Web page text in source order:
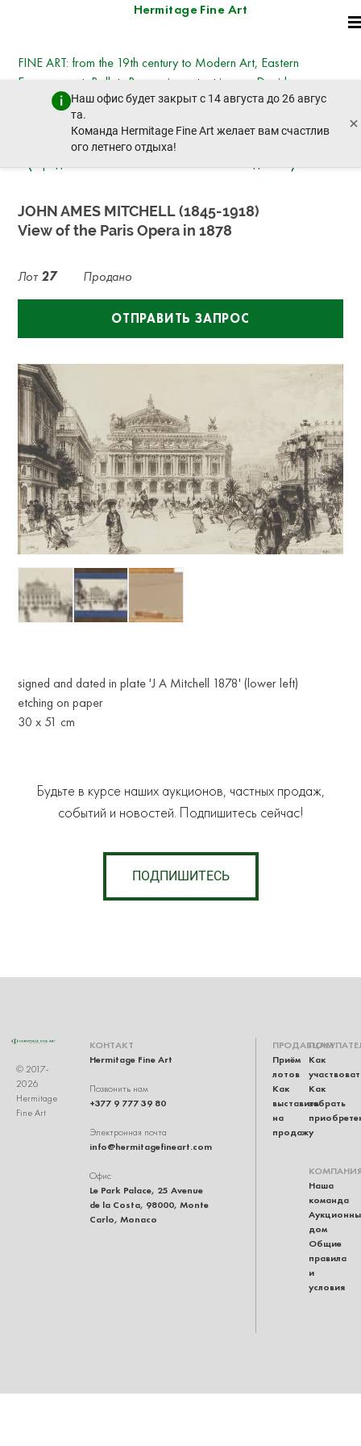
Hermitage Fine Art
Наш офис будет закрыт с 14 августа до 26 авгус
та.
Команда Hermitage Fine Art желает вам счастлив
ого летнего отдыха!
×
FINE ART: from the 19th century to Modern Art, Eastern
European art, Ballets Russes, important icons - David
Hockney, Kotarbinsky, Nesterov, Goncharova,
Deineka, Vysotsky
вторник, 21 октября 2025 г. - 14:30
JOHN AMES MITCHELL (1845-1918)
View of the Paris Opera in 1878
Лот 27 Продано
ОТПРАВИТЬ ЗАПРОС
signed and dated in plate 'J A Mitchell 1878' (lower left)
etching on paper
30 x 51 cm
Будьте в курсе наших аукционов, частных продаж,
событий и новостей. Подпишитесь сейчас!
ПОДПИШИТЕСЬ
© 2017-
2026
Hermitage
Fine Art
КОНТАКТ
Hermitage Fine Art
Позвонить нам
+377 9 777 39 80
Электронная почта
info@hermitagefineart.com
Офис
Le Park Palace, 25 Avenue
de la Costa, 98000, Monte
Carlo, Monaco
ПРОДАВЦАМ
Приём
лотов
Как
выставить
на
продажу
Как
Как
забрать
Наша
команда
дом
Общие
правила
и
условия